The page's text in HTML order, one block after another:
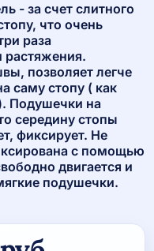
- за cчет слитнoгo
что очень
раза
растяжения.
позволяет легче
саму стопу ( как
Подушечки на
середину стопы
фиксирует. Не
с помощью
двигается и
подушечки.